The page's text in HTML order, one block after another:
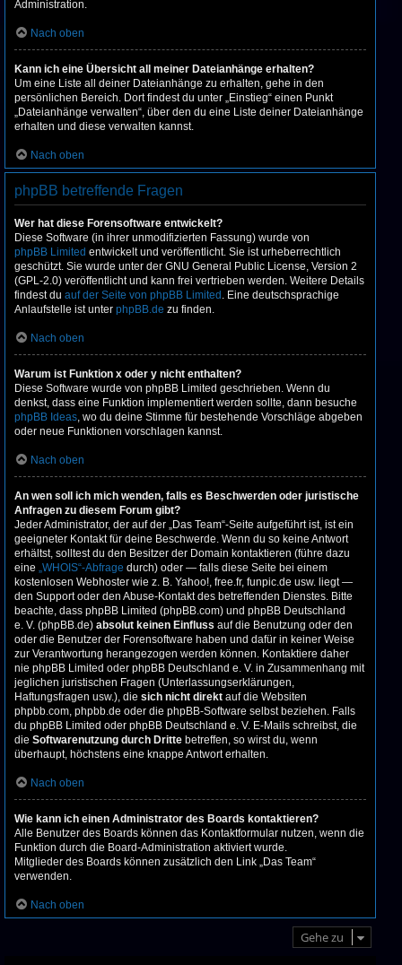
Administration.
Nach oben
Kann ich eine Übersicht all meiner Dateianhänge erhalten?
Um eine Liste all deiner Dateianhänge zu erhalten, gehe in den
persönlichen Bereich. Dort findest du unter „Einstieg“ einen Punkt
„Dateianhänge verwalten“, über den du eine Liste deiner Dateianhänge
erhalten und diese verwalten kannst.
Nach oben
phpBB betreffende Fragen
Wer hat diese Forensoftware entwickelt?
Diese Software (in ihrer unmodifizierten Fassung) wurde von
phpBB Limited entwickelt und veröffentlicht. Sie ist urheberrechtlich
geschützt. Sie wurde unter der GNU General Public License, Version 2
(GPL-2.0) veröffentlicht und kann frei vertrieben werden. Weitere Details
findest du auf der Seite von phpBB Limited . Eine deutschsprachige
Anlaufstelle ist unter phpBB.de zu finden.
Nach oben
Warum ist Funktion x oder y nicht enthalten?
Diese Software wurde von phpBB Limited geschrieben. Wenn du
denkst, dass eine Funktion implementiert werden sollte, dann besuche
phpBB Ideas, wo du deine Stimme für bestehende Vorschläge abgeben
oder neue Funktionen vorschlagen kannst.
Nach oben
An wen soll ich mich wenden, falls es Beschwerden oder juristische
Anfragen zu diesem Forum gibt?
Jeder Administrator, der auf der „Das Team“-Seite aufgeführt ist, ist ein
geeigneter Kontakt für deine Beschwerde. Wenn du so keine Antwort
erhältst, solltest du den Besitzer der Domain kontaktieren (führe dazu
eine „WHOIS“-Abfrage durch) oder — falls diese Seite bei einem
kostenlosen Webhoster wie z. B. Yahoo!, free.fr, funpic.de usw. liegt —
den Support oder den Abuse-Kontakt des betreffenden Dienstes. Bitte
beachte, dass phpBB Limited (phpBB.com) und phpBB Deutschland
e. V. (phpBB.de) absolut keinen Einfluss auf die Benutzung oder den
oder die Benutzer der Forensoftware haben und dafür in keiner Weise
zur Verantwortung herangezogen werden können. Kontaktiere daher
nie phpBB Limited oder phpBB Deutschland e. V. in Zusammenhang mit
jeglichen juristischen Fragen (Unterlassungserklärungen,
Haftungsfragen usw.), die sich nicht direkt auf die Websiten
phpbb.com, phpbb.de oder die phpBB-Software selbst beziehen. Falls
du phpBB Limited oder phpBB Deutschland e. V. E-Mails schreibst, die
die Softwarenutzung durch Dritte betreffen, so wirst du, wenn
überhaupt, höchstens eine knappe Antwort erhalten.
Nach oben
Wie kann ich einen Administrator des Boards kontaktieren?
Alle Benutzer des Boards können das Kontaktformular nutzen, wenn die
Funktion durch die Board-Administration aktiviert wurde.
Mitglieder des Boards können zusätzlich den Link „Das Team“
verwenden.
Nach oben
Gehe zu